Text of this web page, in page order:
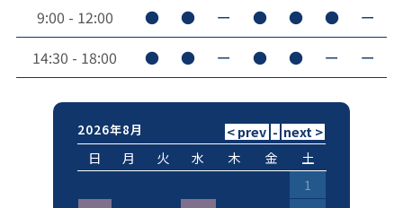
9:00 - 12:00
● ● ー ● ● ●
ー
14:30 - 18:00
● ● ー ● ● ー ー
2026年8月
日 月 火 水 木 金
土
1